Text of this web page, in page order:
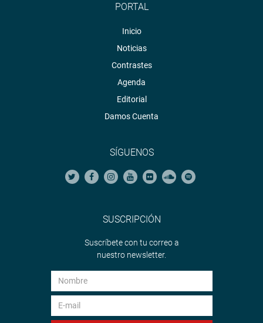
PORTAL
Inicio
Noticias
Contrastes
Agenda
Editorial
Damos Cuenta
SÍGUENOS
SUSCRIPCIÓN
Suscríbete con tu correo a
nuestro newsletter.